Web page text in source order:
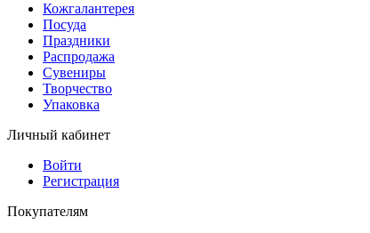
Кожгалантерея
Посуда
Праздники
Распродажа
Сувениры
Творчество
Упаковка
Личный кабинет
Войти
Регистрация
Покупателям